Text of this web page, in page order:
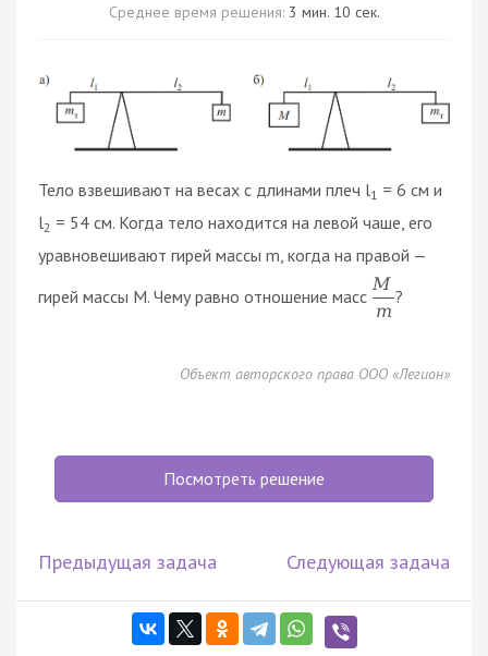
Среднее время решения: 3 мин. 10 сек.
Тело взвешивают на весах с длинами плеч l1 = 6 см и
l2 = 54 см. Когда тело находится на левой чаше, его
уравновешивают гирей массы m, когда на правой —
гирей массы M. Чему равно отношение масс
M
m
?
Объект авторского права ООО «Легион»
Посмотреть решение
Предыдущая задача Следующая задача